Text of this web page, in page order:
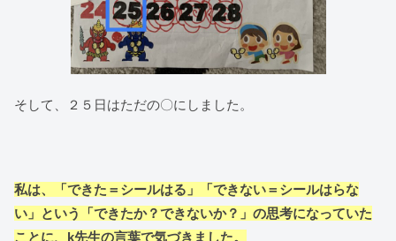
そして、２５日はただの〇にしました。
私は、「できた＝シールはる」「できない＝シールはらな
い」という「できたか？できないか？」の思考になっていた
ことに、k先生の言葉で気づきました。